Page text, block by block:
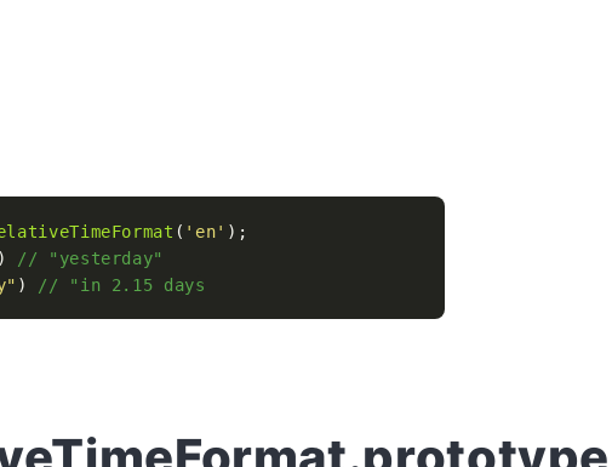
( 'en' );
)
// "yesterday"
) // "in 2.15 days